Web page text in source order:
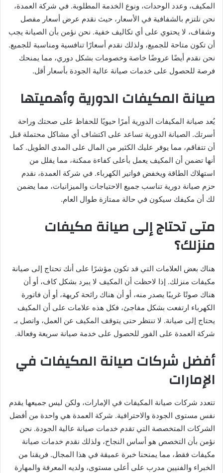
المكيف، وعدد الوحدات، ونوع الخدمة المطلوبة. في شركة العمدة،
نحن نلتزم بالشفافية في الأسعار، حيث نقدم عرض أسعار مفصل
وشفاف، لا يحتوي على أي تكاليف خفية. نحن نؤمن بأن الصيانة يجب
أن تكون متاحة للجميع، ولذلك نقدم أسعارًا تنافسية ومناسبة للجميع.
نحن نقدم أيضًا عروضًا خاصة وخصومات بشكل دوري، مما يمنحك
فرصة للحصول على خدمات صيانة عالية الجودة بأسعار أقل.
صيانة المكيفات الدورية وأهميتها
يُعد صيانة المكيفات الدورية أمرًا حيويًا للحفاظ على صحتك وراحة
أسرتك. الصيانة الدورية تساعد على اكتشاف أي مشاكل محتملة قبل
أن تتفاقم، مما يوفر عليك الكثير من المال على المدى الطويل. كما
أنها تضمن أن المكيف يعمل بأعلى كفاءة ممكنة، مما يقلل من
استهلاك الطاقة ويخفض فواتير الكهرباء. في شركة العمدة، نقدم
حزم صيانة دورية تناسب جميع الاحتياجات والميزانيات، مما يضمن
لك أن مكيفك سيكون في حالة ممتازة طوال العام.
متى تحتاج إلى صيانة مكيفات
منزلك؟
هناك بعض العلامات التي قد تكون مؤشرًا على أنك تحتاج إلى صيانة
مكيفات منزلك. إذا لاحظت أن المكيف لا يبرد بشكل كاف، أو أن
هناك صوتًا غريبًا يصدر منه، أو أن هناك رائحة كريهة، أو أن فاتورة
الكهرباء ارتفعت بشكل مفاجئ، فكل هذه علامات على أن المكيف
يحتاج إلى صيانة. لا تنتظر حتى يتوقف المكيف عن العمل، واتصل بـ
شركة العمدة على الفور للحصول على خدمة صيانة سريعة وفعالة.
أفضل شركات صيانة المكيفات في
الإمارات
تتعدد شركات صيانة المكيفات في الإمارات، ولكن ليس جميعها يقدم
نفس مستوى الجودة والاحترافية. شركة العمدة هي واحدة من أفضل
الشركات المتخصصة التي تقدم خدمات صيانة عالية الجودة. نحن
نؤمن بأن التخصص هو أساس النجاح، ولذلك نقدم خدمات صيانة
مكيفات فقط، مما يمنحنا خبرة عميقة في هذا المجال. فريقنا من
الخبراء والفنيين مدرب على أعلى مستوى، ولديه المعرفة والمهارة